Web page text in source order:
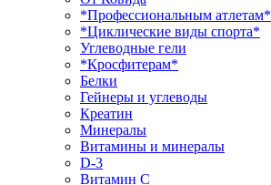
*Профессиональным атлетам*
*Циклические виды спорта*
Углеводные гели
*Кросфитерам*
Белки
Гейнеры и углеводы
Креатин
Минералы
Витамины и минералы
D-3
Витамин С